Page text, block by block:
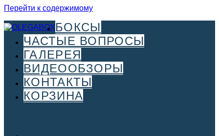
Перейти к содержимому
БОКСЫ
ЧАСТЫЕ ВОПРОСЫ
ГАЛЕРЕЯ
ВИДЕООБЗОРЫ
КОНТАКТЫ
КОРЗИНА